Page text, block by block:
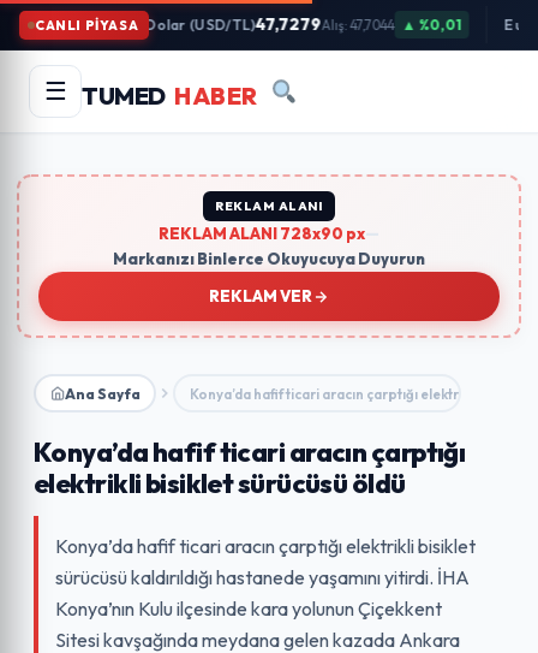
İçeriğe
Atla
CANLI PİYASA Dolar (USD/TL)47,7279Alış: 47,7044 ▲ %0,01
☰ TUMED HABER
Arama
yapın:
REKLAM ALANI
REKLAM ALANI 728x90 px
Markanızı Binlerce Okuyucuya Duyurun
REKLAM VER
Ana Sayfa Konya’da hafif ticari aracın çarptığı elektrikli bisiklet…
Konya’da hafif ticari aracın çarptığı
elektrikli bisiklet sürücüsü öldü
Konya’da hafif ticari aracın çarptığı elektrikli bisiklet
sürücüsü kaldırıldığı hastanede yaşamını yitirdi. İHA
Konya’nın Kulu ilçesinde kara yolunun Çiçekkent
Sitesi kavşağında meydana gelen kazada Ankara